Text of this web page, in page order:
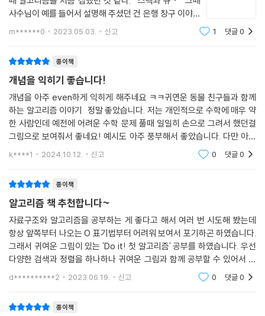
싶은 분이라면 ‘여태까지 이것도 모르고 지냈던 거야?’ 하면서 불안해할 수
있는데, 괜찮습니다. 그동안 큰 문제가 없었거나, 혹시 문제가 발생했더라
으로 새롭게 알게 된 내용을 배우고 익혀서 문제를 이전보다 더 수월하게
해결할 수 있다면 오히려 전화위복이 될 수 있습니다.
파이썬으로 연습하는 알고리즘,
인터프리터 설치와 손으로 써보는 문제까지 있어서 입문자도 OK!
손으로 직접 써보는 예제와 컴퓨터를 사용해서 프로그램을 작동해 보는 연
습 문제로 알고리즘을 바로 적용해 보세요! 프로그램을 직접 작동해 보는
파이썬을 사용합니다. 책의 마지막 〈부록〉에서 파이썬을 설치하고 실제 프
로그램의 코드를 작성하는 방법도 알려줍니다. 입문자도 걱정 없이 코드
적용까지 해볼 수 있을 거예요.
〈이 책에 담긴 주요 내용〉
ㆍ데이터 구조, 자료구조의 기본기
ㆍ스택과 큐의 차이
ㆍ트리 구조와 이진 트리
사수님이 예를 들어서 설명해 주셨던 건 은행 창구 이야기
m******0 2023.05.03. 신고 1 댓글0
종이책
개념을 익히기 좋습니다!
개념을 아주 even하게 익히게 해주네요 ㅋㅋ귀연운 동물 친구들과 함께
하는 알고리즘 이야기 정말 좋았습니다. 저는 개인적으로 수학에 매우 약
한 사람인데 예전에 어려운 수학 문제 풀때 일일히 손으로 그려서 했던걸
그림으로 보여줘서 좋네요! 예시도 아주 풍부해서 좋았습니다. 다만 아쉬
운 점은 실습할 수 있는게 많이 없어서 실제 코드를 많이 쳐보진 못한것은
k****1 2024.10.12. 신고 0 댓글0
종이책
알고리즘 책 추천합니다~
자료구조와 알고리즘을 공부하는 게 좋다고 해서 여러 번 시도해 봤는데
항상 앞쪽부터 나오는 O 표기법부터 어려워 보여서 포기하곤 하였습니다.
그래서 귀여운 그림이 있는 'Do it! 첫 알고리즘' 공부를 하였습니다. 우선
다양한 검색과 정렬을 하나하나 귀여운 그림과 함께 공부할 수 있어서 너
무 좋았어요. 또 같은 데이터 구조라도 상황에 따라 좋은 데이터 구조를 선
d**********2 2023.06.19. 신고 0 댓글0
종이책